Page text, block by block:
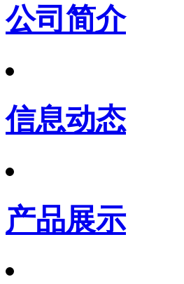
公司简介
信息动态
产品展示